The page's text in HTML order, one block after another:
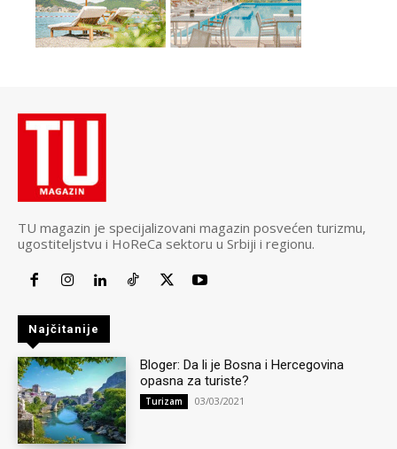
TU magazin je specijalizovani magazin posvećen turizmu,
ugostiteljstvu i HoReCa sektoru u Srbiji i regionu.
Najčitanije
Bloger: Da li je Bosna i Hercegovina
opasna za turiste?
Turizam 03/03/2021